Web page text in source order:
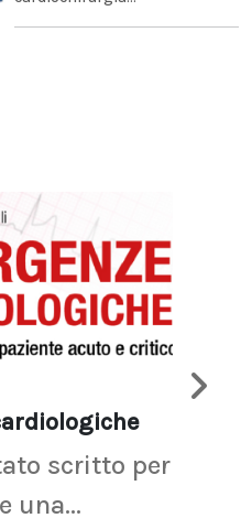
scritto per
una...